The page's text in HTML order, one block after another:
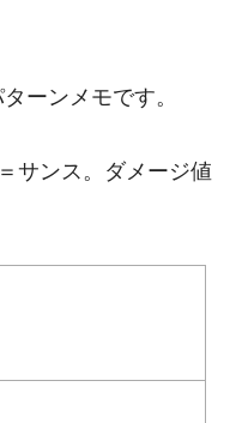
ーンメモです。
サンス。ダメージ値